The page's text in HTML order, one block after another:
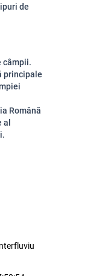
de
câmpii.
principale
Română